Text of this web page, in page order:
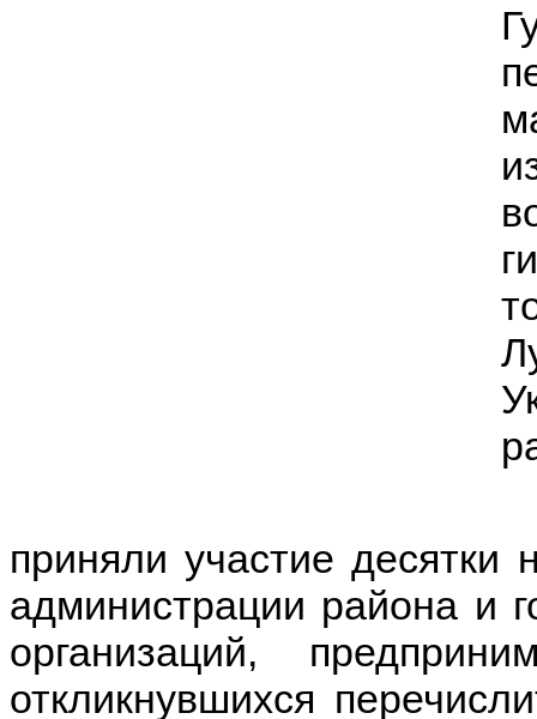
приняли участие
администрации района и
организаций,
откликнувшихся